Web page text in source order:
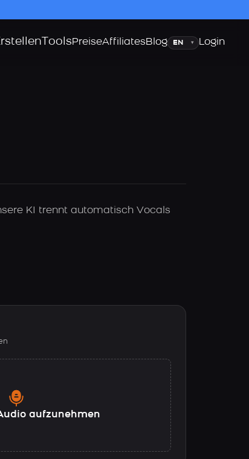
ToolsPreiseAffiliatesBlogSprache
▾ Login
KI trennt automatisch Vocals
aufzunehmen